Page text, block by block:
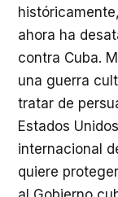
ahora ha
contra Cuba.
una guerra
tratar de
Estados
internacional
quiere